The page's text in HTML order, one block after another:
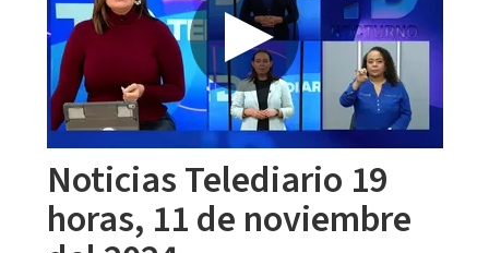
Noticias Telediario 19
horas, 11 de noviembre